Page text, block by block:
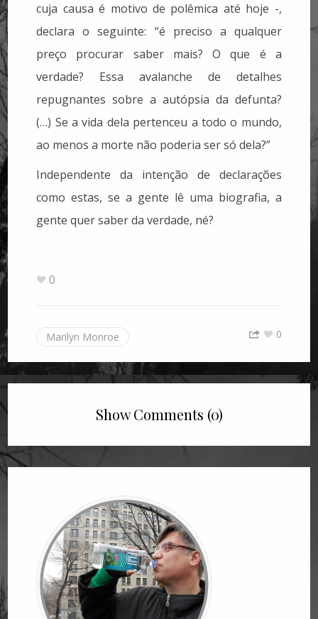
cuja causa é motivo de polêmica até hoje -,
declara o seguinte: “é preciso a qualquer
preço procurar saber mais? O que é a
verdade? Essa avalanche de detalhes
repugnantes sobre a autópsia da defunta?
(…) Se a vida dela pertenceu a todo o mundo,
ao menos a morte não poderia ser só dela?”
Independente da intenção de declarações
como estas, se a gente lê uma biografia, a
gente quer saber da verdade, né?
0
Marilyn Monroe 0
Show Comments (0)